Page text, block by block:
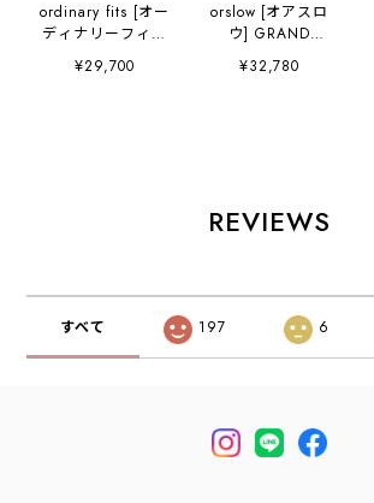
ordinary fits [オー
ディナリーフィッ
ツ] 117 TYPE
LOOSE / USED
¥29,700
orslow [オアスロ
ウ] GRAND
DAD'S FIT
DENIM PANTS
テージ・セルビッ
ジデニム・
¥32,780
REVIEWS
すべて 197 6